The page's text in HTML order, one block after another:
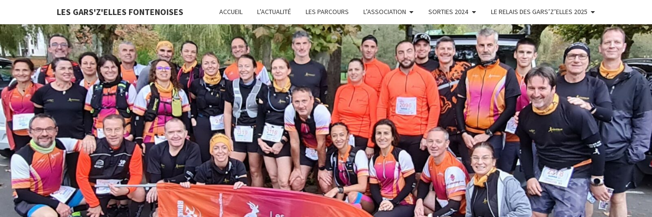
LES GARS'Z'ELLES FONTENOISES ACCUEIL L’ACTUALITÉ LES PARCOURS L’ASSOCIATION SORTIES 2024 LE RELAIS DES GARS’Z’ELLES 2025
LES
GARS'Z'ELLES
FONTENOISES